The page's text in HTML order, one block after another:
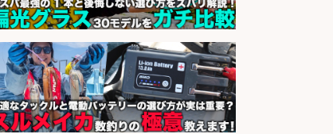
候補募集
sponsored by 求人ボックス
営業事務/「大津市」釣り具メーカ
ーの物流事務・営業アシスタント/